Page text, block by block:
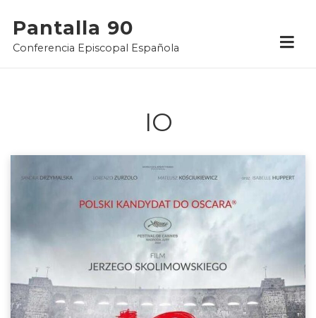
content
Pantalla 90
Conferencia Episcopal Española
IO